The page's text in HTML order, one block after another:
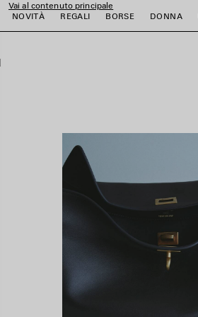
Vai al contenuto principale
NOVITÀ
REGALI BORSE DONNA
close the banner